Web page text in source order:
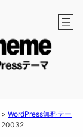
> WordPress無料テー
20032